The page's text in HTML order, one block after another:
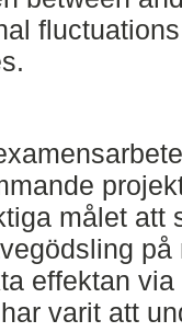
målet att
effektan
varit att